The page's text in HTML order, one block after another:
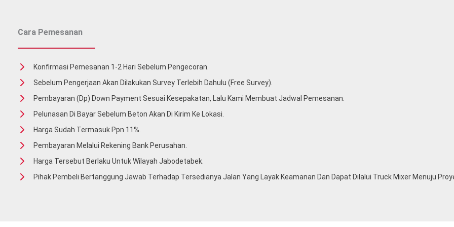
Cara Pemesanan
Konfirmasi Pemesanan 1-2 Hari Sebelum Pengecoran.
Sebelum Pengerjaan Akan Dilakukan Survey Terlebih Dahulu (free Survey).
Pembayaran (Dp) Down Payment Sesuai Kesepakatan, Lalu Kami Membuat Jadwal Pemesanan.
Pelunasan Di Bayar Sebelum Beton Akan Di Kirim Ke Lokasi.
Harga Sudah Termasuk Ppn 11%.
Pembayaran Melalui Rekening Bank Perusahan.
Harga Tersebut Berlaku Untuk Wilayah Jabodetabek.
Pihak Pembeli Bertanggung Jawab Terhadap Tersedianya Jalan Yang Layak Keamanan Dan Dapat Dilalui Truck Mixer Menuju